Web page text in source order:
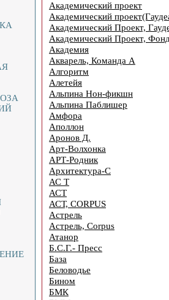
Академический проект
Академический
Академический Проект,
Академический Проект,
Академия
Акварель, Команда А
Алгоритм
Алетейя
Альпина Нон-фикшн
Альпина Паблишер
Амфора
Аполлон
Аронов Д.
Арт-Волхонка
АРТ-Родник
Архитектура-С
АС Т
АСТ
АСТ, CORPUS
Астрель
Астрель, Corpus
Атанор
Б.С.Г.- Пресс
База
Беловодье
Бином
БМК